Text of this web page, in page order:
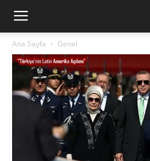
Ana Sayfa Genel